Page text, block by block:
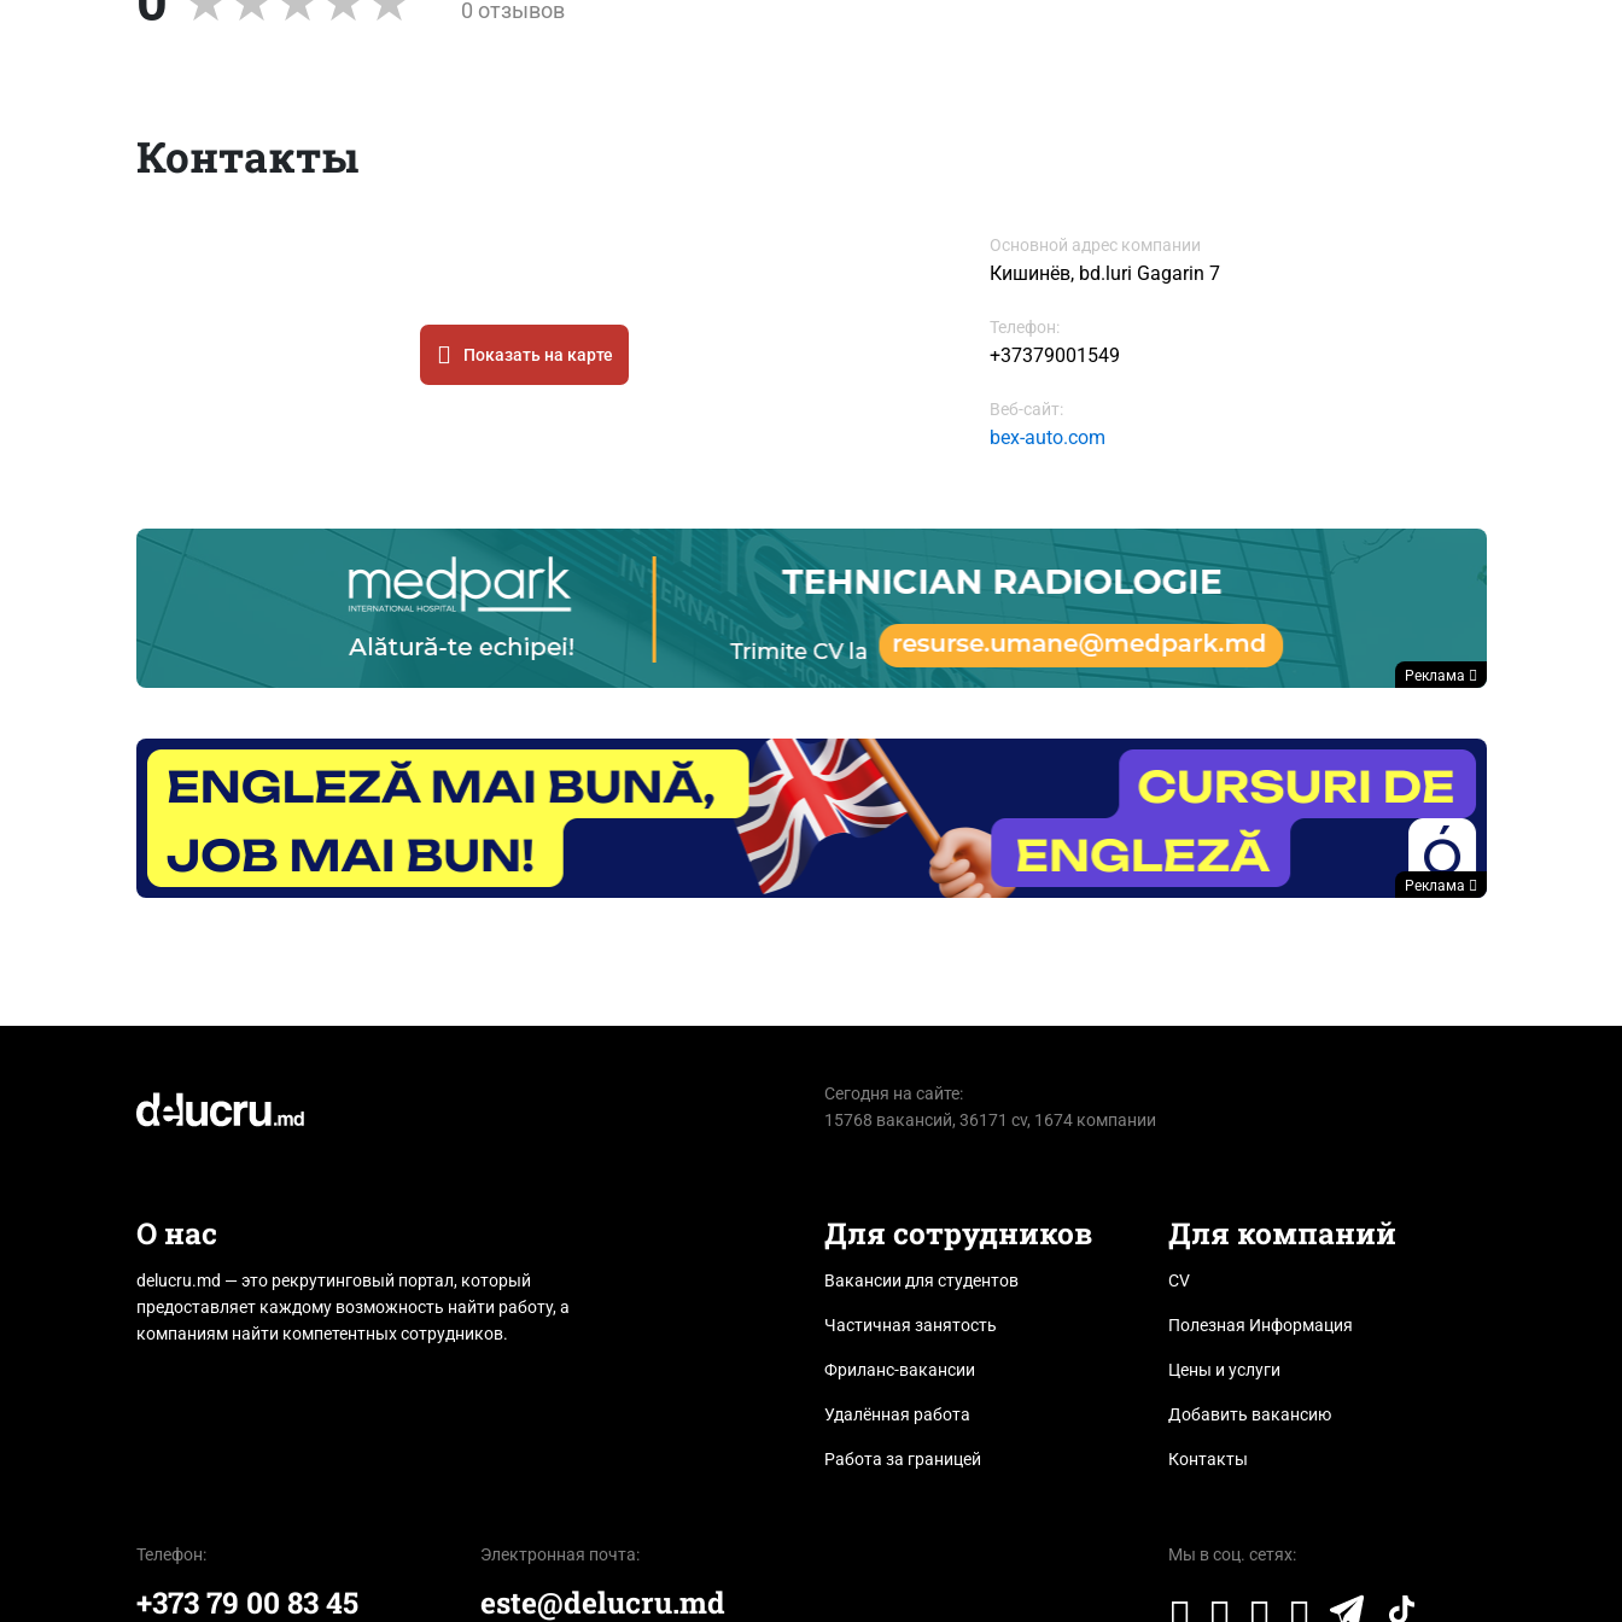
0 отзывов
Контакты
Показать на карте
Основной адрес компании
Кишинёв, bd.luri Gagarin 7
Телефон:
+37379001549
Веб-сайт:
bex-auto.com
Реклама
Реклама
Сегодня на сайте:
15768 вакансий, 36171 cv, 1674 компании
О нас
delucru.md — это рекрутинговый портал, который
предоставляет каждому возможность найти работу, а
компаниям найти компетентных сотрудников.
Для сотрудников
Вакансии для студентов
Частичная занятость
Фриланс-вакансии
Удалённая работа
Работа за границей
Для компаний
CV
Полезная Информация
Цены и услуги
Добавить вакансию
Контакты
Телефон:
+373 79 00 83 45
Электронная почта:
este@delucru.md
Мы в соц. сетях: